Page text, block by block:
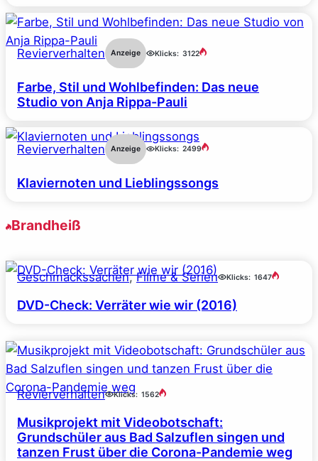
Revierverhalten Anzeige Klicks: 3122
Farbe, Stil und Wohlbefinden: Das neue
Studio von Anja Rippa-Pauli
Revierverhalten Anzeige Klicks: 2499
Klaviernoten und Lieblingssongs
Brandheiß
Geschmackssachen, Filme & Serien Klicks: 1647
DVD-Check: Verräter wie wir (2016)
Revierverhalten Klicks: 1562
Musikprojekt mit Videobotschaft:
Grundschüler aus Bad Salzuflen singen und
tanzen Frust über die Corona-Pandemie weg